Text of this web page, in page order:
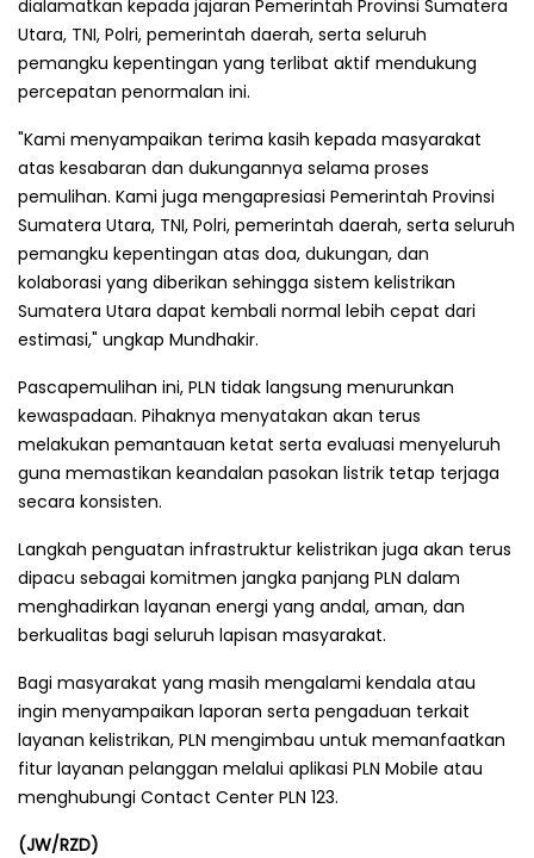
dialamatkan kepada jajaran Pemerintah Provinsi Sumatera
Utara, TNI, Polri, pemerintah daerah, serta seluruh
pemangku kepentingan yang terlibat aktif mendukung
percepatan penormalan ini.
"Kami menyampaikan terima kasih kepada masyarakat
atas kesabaran dan dukungannya selama proses
pemulihan. Kami juga mengapresiasi Pemerintah Provinsi
Sumatera Utara, TNI, Polri, pemerintah daerah, serta seluruh
pemangku kepentingan atas doa, dukungan, dan
kolaborasi yang diberikan sehingga sistem kelistrikan
Sumatera Utara dapat kembali normal lebih cepat dari
estimasi," ungkap Mundhakir.
Pascapemulihan ini, PLN tidak langsung menurunkan
kewaspadaan. Pihaknya menyatakan akan terus
melakukan pemantauan ketat serta evaluasi menyeluruh
guna memastikan keandalan pasokan listrik tetap terjaga
secara konsisten.
Langkah penguatan infrastruktur kelistrikan juga akan terus
dipacu sebagai komitmen jangka panjang PLN dalam
menghadirkan layanan energi yang andal, aman, dan
berkualitas bagi seluruh lapisan masyarakat.
Bagi masyarakat yang masih mengalami kendala atau
ingin menyampaikan laporan serta pengaduan terkait
layanan kelistrikan, PLN mengimbau untuk memanfaatkan
fitur layanan pelanggan melalui aplikasi PLN Mobile atau
menghubungi Contact Center PLN 123.
(JW/RZD)